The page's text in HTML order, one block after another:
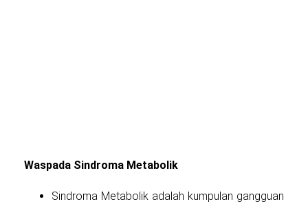
Waspada Sindroma Metabolik
Sindroma Metabolik adalah kumpulan gangguan